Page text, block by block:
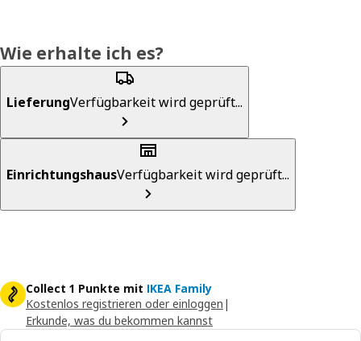
Wie erhalte ich es?
LieferungVerfügbarkeit wird geprüft...
EinrichtungshausVerfügbarkeit wird geprüft...
Collect 1 Punkte mit IKEA Family
Kostenlos registrieren oder einloggen |
Erkunde, was du bekommen kannst